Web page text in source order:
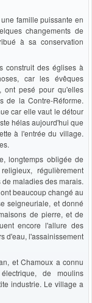
famille puissante en
changements de
à sa conservation
construit des églises à
car les évêques
ont pesé pour qu'elles
de la Contre-Réforme.
car elle vaut le détour
hélas aujourd'hui que
à l'entrée du village.
longtemps obligée de
régulièrement
maladies des marais.
beaucoup changé au
seigneuriale, et donné
de pierre, et de
encore l'allure des
d'eau, l'assainissement
et Chamoux a connu
de moulins
industrie. Le village a